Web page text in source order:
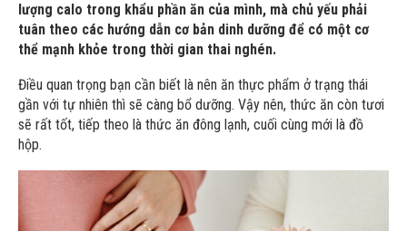
lượng calo trong khẩu phần ăn của mình, mà chủ yếu phải
tuân theo các hướng dẫn cơ bản dinh dưỡng để có một cơ
thể mạnh khỏe trong thời gian thai nghén.
Điều quan trọng bạn cần biết là nên ăn thực phẩm ở trạng thái
gần với tự nhiên thì sẽ càng bổ dưỡng. Vậy nên, thức ăn còn tươi
sẽ rất tốt, tiếp theo là thức ăn đông lạnh, cuối cùng mới là đồ
hộp.